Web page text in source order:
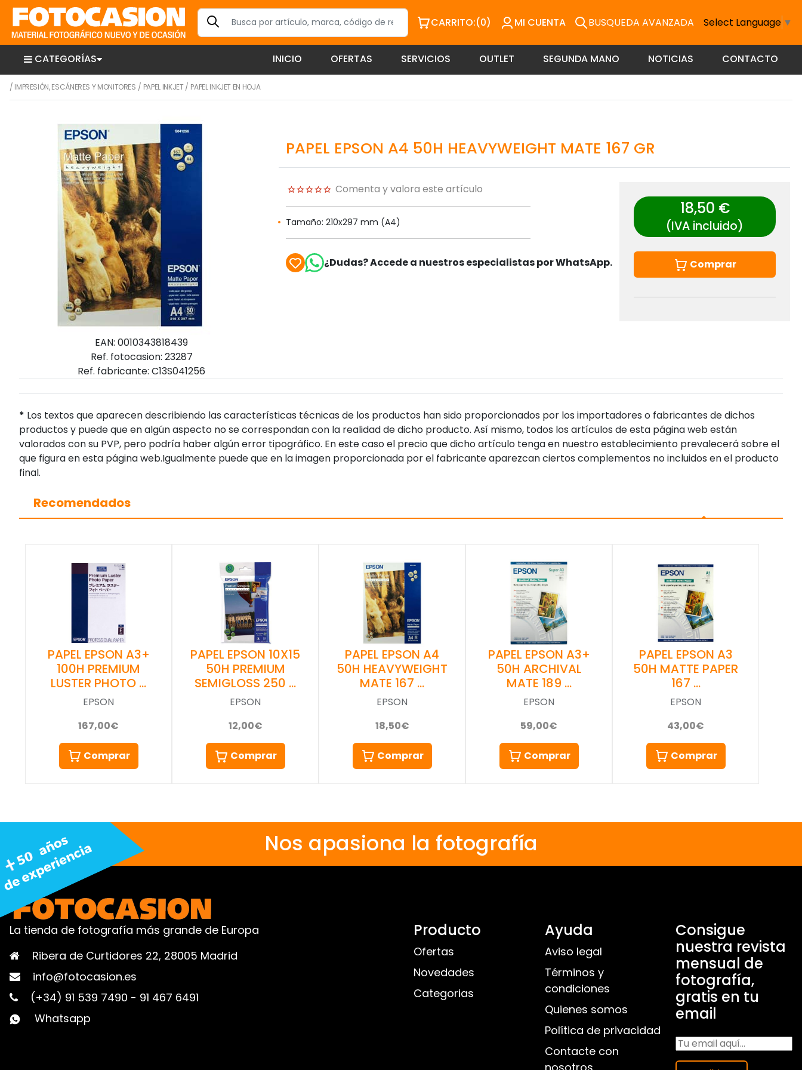
CARRITO:(0) MI CUENTA BUSQUEDA AVANZADA Select Language ▼
CATEGORÍAS INICIO OFERTAS SERVICIOS OUTLET SEGUNDA MANO NOTICIAS CONTACTO
/ IMPRESIÓN, ESCÁNERES Y MONITORES / PAPEL INKJET/ PAPEL INKJET EN HOJA
EAN: 0010343818439
Ref. fotocasion: 23287
Ref. fabricante: C13S041256
PAPEL EPSON A4 50H HEAVYWEIGHT MATE 167 GR
Comenta y valora este artículo
Tamaño: 210x297 mm (A4)
¿Dudas? Accede a nuestros especialistas por WhatsApp.
18,50 €
(IVA incluido)
Comprar
* Los textos que aparecen describiendo las características técnicas de los productos han sido proporcionados por los importadores o fabricantes de dichos
productos y puede que en algún aspecto no se correspondan con la realidad de dicho producto. Así mismo, todos los artículos de esta página web están
valorados con su PVP, pero podría haber algún error tipográfico. En este caso el precio que dicho artículo tenga en nuestro establecimiento prevalecerá sobre el
que figura en esta página web.Igualmente puede que en la imagen proporcionada por el fabricante aparezcan ciertos complementos no incluidos en el producto
final.
Recomendados
PAPEL EPSON A3+
100H PREMIUM
LUSTER PHOTO …
EPSON
167,00€
Comprar
PAPEL EPSON 10X15
50H PREMIUM
SEMIGLOSS 250 …
EPSON
12,00€
Comprar
PAPEL EPSON A4
50H HEAVYWEIGHT
MATE 167 …
EPSON
18,50€
Comprar
PAPEL EPSON A3+
50H ARCHIVAL
MATE 189 …
EPSON
59,00€
Comprar
PAPEL EPSON A3
50H MATTE PAPER
167 …
EPSON
43,00€
Comprar
Nos apasiona la fotografía
La tienda de fotografía más grande de Europa
Ribera de Curtidores 22, 28005 Madrid
info@fotocasion.es
(+34) 91 539 7490 - 91 467 6491
Whatsapp
Producto
Ofertas
Novedades
Categorias
Ayuda
Aviso legal
Términos y
condiciones
Quienes somos
Política de privacidad
Contacte con
Consigue
nuestra revista
mensual de
fotografía,
gratis en tu
email